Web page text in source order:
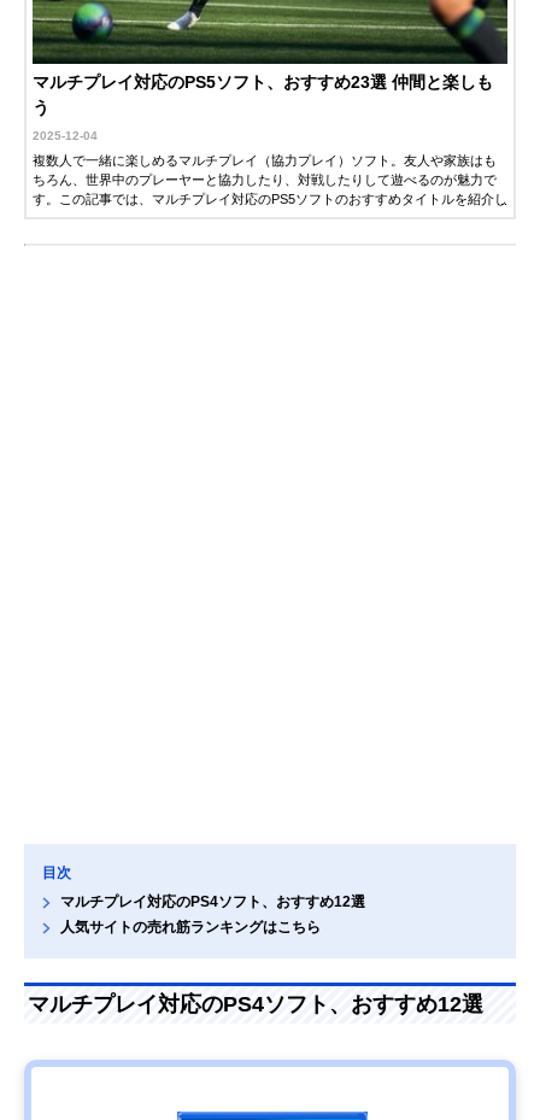
マルチプレイ対応のPS5ソフト、おすすめ23選 仲間と楽しも
う
2025-12-04
複数人で一緒に楽しめるマルチプレイ（協力プレイ）ソフト。友人や家族はも
ちろん、世界中のプレーヤーと協力したり、対戦したりして遊べるのが魅力で
す。この記事では、マルチプレイ対応のPS5ソフトのおすすめタイトルを紹介し
目次
マルチプレイ対応のPS4ソフト、おすすめ12選
人気サイトの売れ筋ランキングはこちら
マルチプレイ対応のPS4ソフト、おすすめ12選